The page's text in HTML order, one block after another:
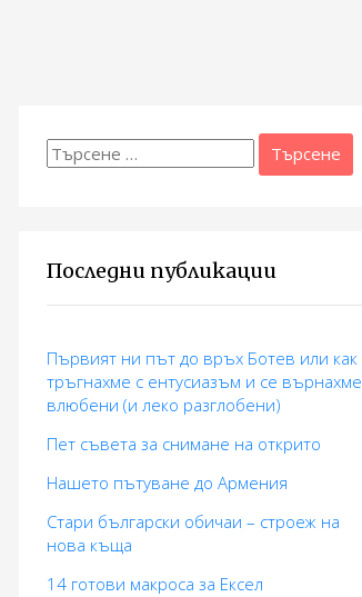
Търсене
Последни публикации
Първият ни път до връх Ботев или как
тръгнахме с ентусиазъм и се върнахме
влюбени (и леко разглобени)
Пет съвета за снимане на открито
Нашето пътуване до Армения
Стари български обичаи – строеж на
нова къща
14 готови макросa за Ексел